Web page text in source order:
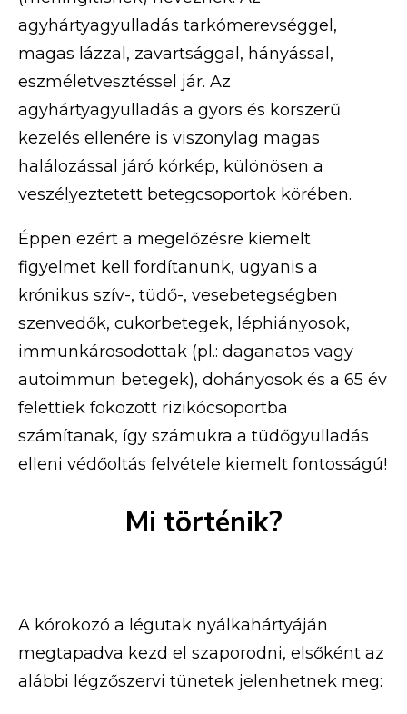
agyhártyagyulladás tarkómerevséggel,
magas lázzal, zavartsággal, hányással,
eszméletvesztéssel jár. Az
agyhártyagyulladás a gyors és korszerű
kezelés ellenére is viszonylag magas
halálozással járó kórkép, különösen a
veszélyeztetett betegcsoportok körében.
Éppen ezért a megelőzésre kiemelt
figyelmet kell fordítanunk, ugyanis a
krónikus szív-, tüdő-, vesebetegségben
szenvedők, cukorbetegek, léphiányosok,
immunkárosodottak (pl.: daganatos vagy
autoimmun betegek), dohányosok és a 65 év
felettiek fokozott rizikócsoportba
számítanak, így számukra a tüdőgyulladás
elleni védőoltás felvétele kiemelt fontosságú!
Mi történik?
A kórokozó a légutak nyálkahártyáján
megtapadva kezd el szaporodni, elsőként az
alábbi légzőszervi tünetek jelenhetnek meg: